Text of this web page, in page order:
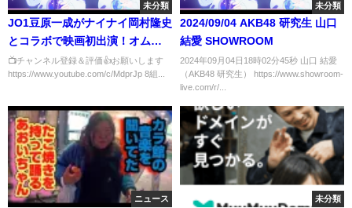
未分類
JO1豆原一成がナイナイ岡村隆史
とコラボで映画初出演！オムニ
バス映画「半径1メートルの君～
上を向いて歩こう～」特報
📺チャンネル登録＆評価👍お願いします
https://www.youtube.com/c/MdprJp 8組...
未分類
2024/09/04 AKB48 研究生 山口
結愛 SHOWROOM
2024年09月04日18時02分45秒 山口 結愛
（AKB48 研究生） https://www.showroom-
live.com/r/...
ニュース 未分類